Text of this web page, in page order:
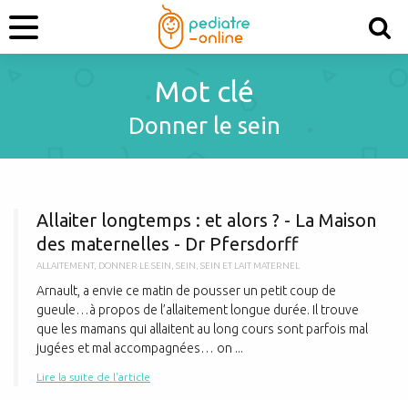
Mot clé
Donner le sein
Allaiter longtemps : et alors ? - La Maison
des maternelles - Dr Pfersdorff
ALLAITEMENT, DONNER LE SEIN SEIN SEIN ET LAIT MATERNEL
Arnault, a envie ce matin de pousser un petit coup de
gueule…à propos de l’allaitement longue durée. Il trouve
que les mamans qui allaitent au long cours sont parfois mal
jugées et mal accompagnées… on ...
Lire la suite de l'article